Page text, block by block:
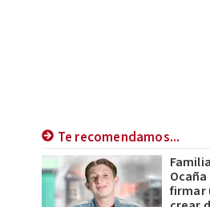
Te recomendamos...
firmar